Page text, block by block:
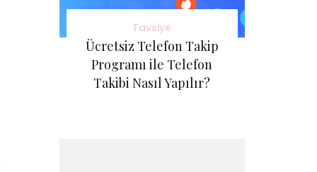
Tavsiye
Ücretsiz Telefon Takip
Programı ile Telefon
Takibi Nasıl Yapılır?